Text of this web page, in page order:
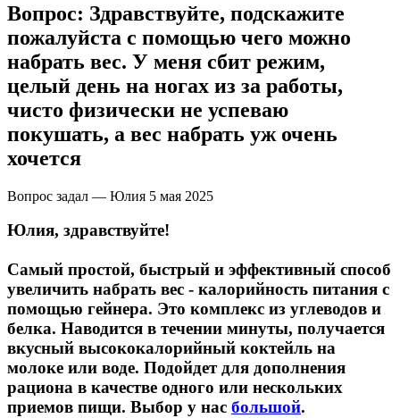
Селен
Здоровье и красота
НАЗАД
Мужское здоровье
Бустеры тестостерона
ЗМА
Антиоксиданты
Борьба со стрессом
НАЗАД
SNT
Sportinia
Trace Minerals
USN
Vitauct
WTF LABZ
Свой Путь
Вопрос: Здравствуйте, подскажите
пожалуйста с помощью чего можно
набрать вес. У меня сбит режим,
целый день на ногах из за работы,
чисто физически не успеваю
покушать, а вес набрать уж очень
хочется
Вопрос задал — Юлия 5 мая 2025
Юлия, здравствуйте!
Самый простой, быстрый и эффективный способ
увеличить набрать вес - калорийность питания с
помощью гейнера. Это комплекс из углеводов и
белка. Наводится в течении минуты, получается
вкусный высококалорийный коктейль на
молоке или воде. Подойдет для дополнения
рациона в качестве одного или нескольких
приемов пищи. Выбор у нас большой.